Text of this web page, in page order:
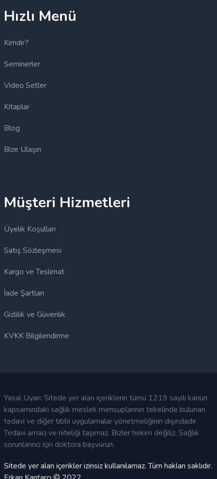
Hızlı Menü
Kimdir?
Seminerler
Video Setler
Kitaplar
Blog
Bize Ulaşın
Müşteri Hizmetleri
Üyelik Koşulları
Satış Sözleşmesi
Kargo ve Teslimat
İade Şartları
Gizlilik ve Güvenlik
KVKK Bilgilendirme
Yasal Uyarı: Sitede yer alan içeriklerin tümü 1219 sayılı kanun
kapsamındaki sağlık meslek mensuplarının tekelinde bulunan
tedavi ve diğer tıbbi uygulamalar yönetmeliğinin dışındadır.
Tedavi amacı ve niteliği taşımaz. Bizler hekim değiliz. Sağlık
sorunlarınız için doktora başvurun.
Sitede yer alan içerikler izinsiz kullanılamaz. Tüm hakları saklıdır.